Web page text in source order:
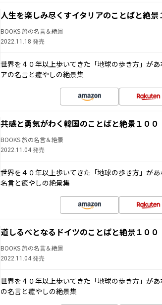
人生を楽しみ尽くすイタリアのことばと絶景
BOOKS 旅の名言＆絶景
2022.11.18 発売
世界を４０年以上歩いてきた「地球の歩き方」が
アの名言と癒やしの絶景集
共感と勇気がわく韓国のことばと絶景１００
BOOKS 旅の名言＆絶景
2022.11.04 発売
世界を４０年以上歩いてきた「地球の歩き方」が
名言と癒やしの絶景集
道しるべとなるドイツのことばと絶景１００
BOOKS 旅の名言＆絶景
2022.11.04 発売
世界を４０年以上歩いてきた「地球の歩き方」が
の名言と癒やしの絶景集